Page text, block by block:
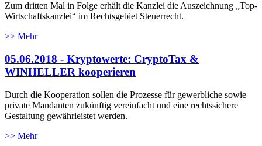
Zum dritten Mal in Folge erhält die Kanzlei die Auszeichnung „Top-
Wirtschaftskanzlei“ im Rechtsgebiet Steuerrecht.
>> Mehr
05.06.2018 - Kryptowerte: CryptoTax &
WINHELLER kooperieren
Durch die Kooperation sollen die Prozesse für gewerbliche sowie
private Mandanten zukünftig vereinfacht und eine rechtssichere
Gestaltung gewährleistet werden.
>> Mehr